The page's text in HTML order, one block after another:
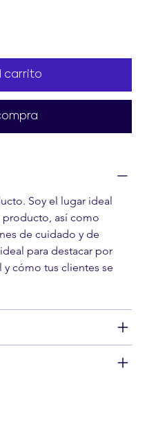
carrito
Soy el lugar ideal
producto, así como
de cuidado y de
para destacar por
cómo tus clientes se